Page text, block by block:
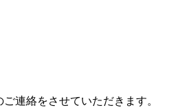
連絡をさせていただきます。